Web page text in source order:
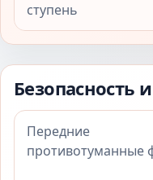
ступень
Безопасность
Передние
противотуманные